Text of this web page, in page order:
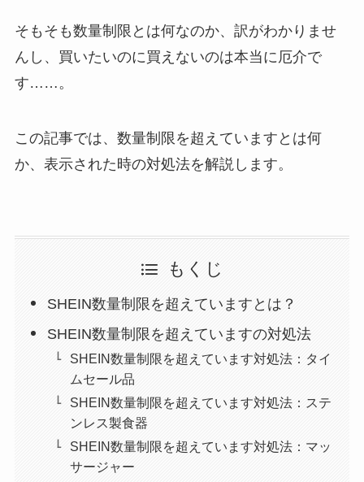
そもそも数量制限とは何なのか、訳がわかりませ
んし、買いたいのに買えないのは本当に厄介で
す……。
この記事では、数量制限を超えていますとは何
か、表示された時の対処法を解説します。
もくじ
SHEIN数量制限を超えていますとは？
SHEIN数量制限を超えていますの対処法
SHEIN数量制限を超えています対処法：タイ
ムセール品
SHEIN数量制限を超えています対処法：ステ
ンレス製食器
SHEIN数量制限を超えています対処法：マッ
サージャー